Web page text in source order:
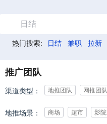
日结
热门搜索: 日结 兼职 拉新
推广团队
渠道类型： 地推团队 网推团队
地推场景： 商场 超市 影院